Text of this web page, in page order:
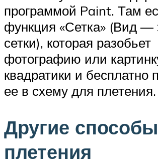
программой Paint. Там
функция «Сетка» (Вид —
сетки), которая разобьет
фотографию или
квадратики и бесплатно
ее в схему для плетения.
Другие способы
плетения